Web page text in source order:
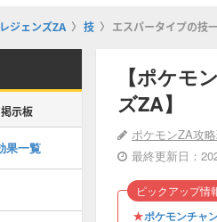
ジェンズZA 技 エスパータイプの技
【ポケモ
ズZA】
ポケモンZA攻
最終更新日：
★ポケモンチャ
ピックアップ情
掲示板
果一覧